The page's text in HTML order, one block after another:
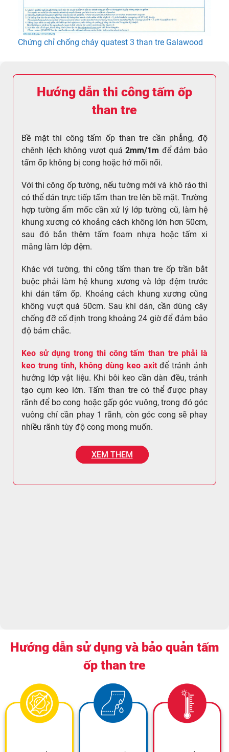
Chứng chỉ chống cháy quatest 3 than tre Galawood
Hướng dẫn thi công tấm ốp
than tre
Bề mặt thi công tấm ốp than tre cần phẳng, độ
chênh lệch không vượt quá2mm/1m để đảm bảo
tấm ốp không bị cong hoặc hở mối nối.
Với thi công ốp tường, nếu tường mới và khô ráo thì
có thể dán trực tiếp tấm than tre lên bề mặt. Trường
hợp tường ẩm mốc cần xử lý lớp tường cũ, làm hệ
khung xương có khoảng cách không lớn hơn 50cm,
sau đó bắn thêm tấm foam nhựa hoặc tấm xi
măng làm lớp đệm.
Khác với tường, thi công tấm than tre ốp trần bắt
buộc phải làm hệ khung xương và lớp đệm trước
khi dán tấm ốp. Khoảng cách khung xương cũng
không vượt quá 50cm. Sau khi dán, cần dùng cây
chống đỡ cố định trong khoảng 24 giờ để đảm bảo
độ bám chắc.
Keo sử dụng trong thi công tấm than tre phải là
keo trung tính, không dùng keo axitđể tránh ảnh
hưởng lớp vật liệu. Khi bôi keo cần dàn đều, tránh
tạo cụm keo lớn. Tấm than tre có thể được phay
rãnh để bo cong hoặc gấp góc vuông, trong đó góc
vuông chỉ cần phay 1 rãnh, còn góc cong sẽ phay
nhiều rãnh tùy độ cong mong muốn.
XEM THÊM
Hướng dẫn sử dụng và bảo quản tấm
ốp than tre